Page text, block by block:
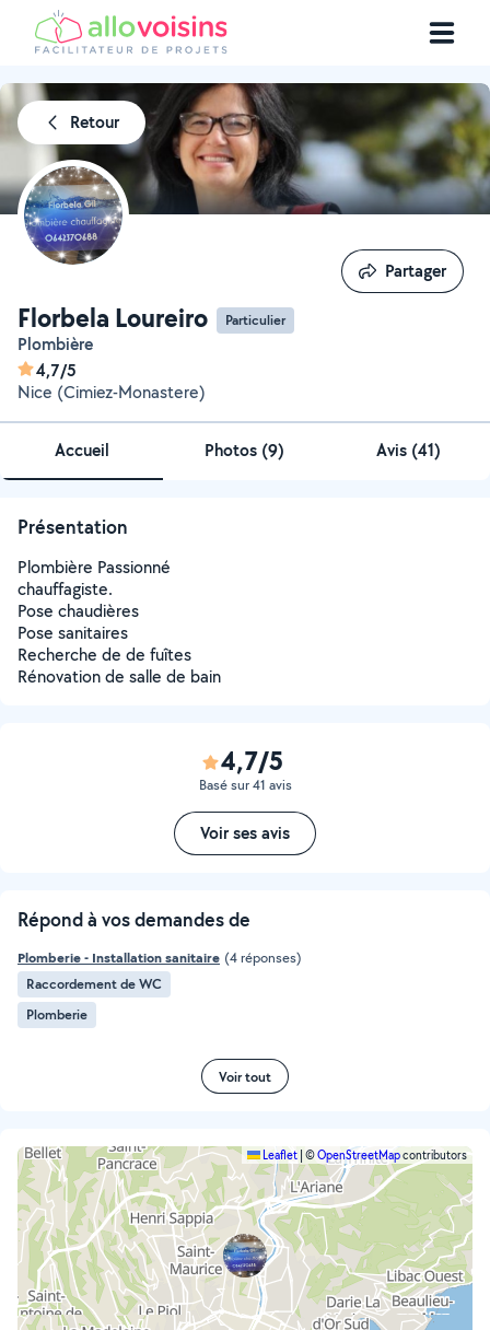
Retour
Florbela Loureiro Particulier
Plombière
4,7/5
Nice (Cimiez-Monastere)
Partager
Partager
Accueil Photos (9) Avis (41)
Présentation
Plombière Passionné
chauffagiste.
Pose chaudières
Pose sanitaires
Recherche de de fuîtes
Rénovation de salle de bain
4,7/5
Basé sur 41 avis
Voir ses avis
Répond à vos demandes de
Plomberie - Installation sanitaire (4 réponses)
Raccordement de WC
Plomberie
Voir tout
Leaflet ©OpenStreetMapcontributors